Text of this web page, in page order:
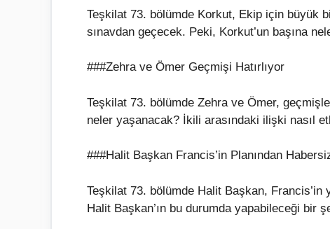
Teşkilat 73. bölümde Korkut, Ekip için büyük
sınavdan geçecek. Peki, Korkut’un başına
###Zehra ve Ömer Geçmişi Hatırlıyor
Teşkilat 73. bölümde Zehra ve Ömer,
neler yaşanacak? İkili arasındaki ilişki nasıl
###Halit Başkan Francis’in Planından
Teşkilat 73. bölümde Halit Başkan, Francis’in
Halit Başkan’ın bu durumda yapabileceği bir